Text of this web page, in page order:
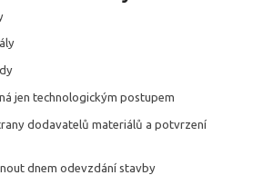
jen technologickým postupem
dodavatelů materiálů a potvrzení
dnem odevzdání stavby